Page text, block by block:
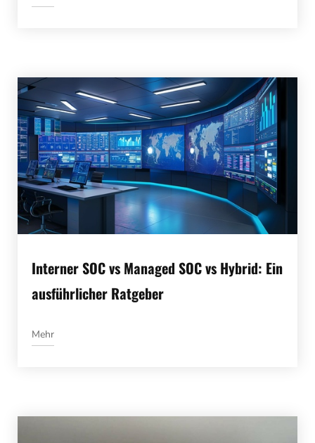
Interner SOC vs Managed SOC vs Hybrid: Ein
ausführlicher Ratgeber
Mehr